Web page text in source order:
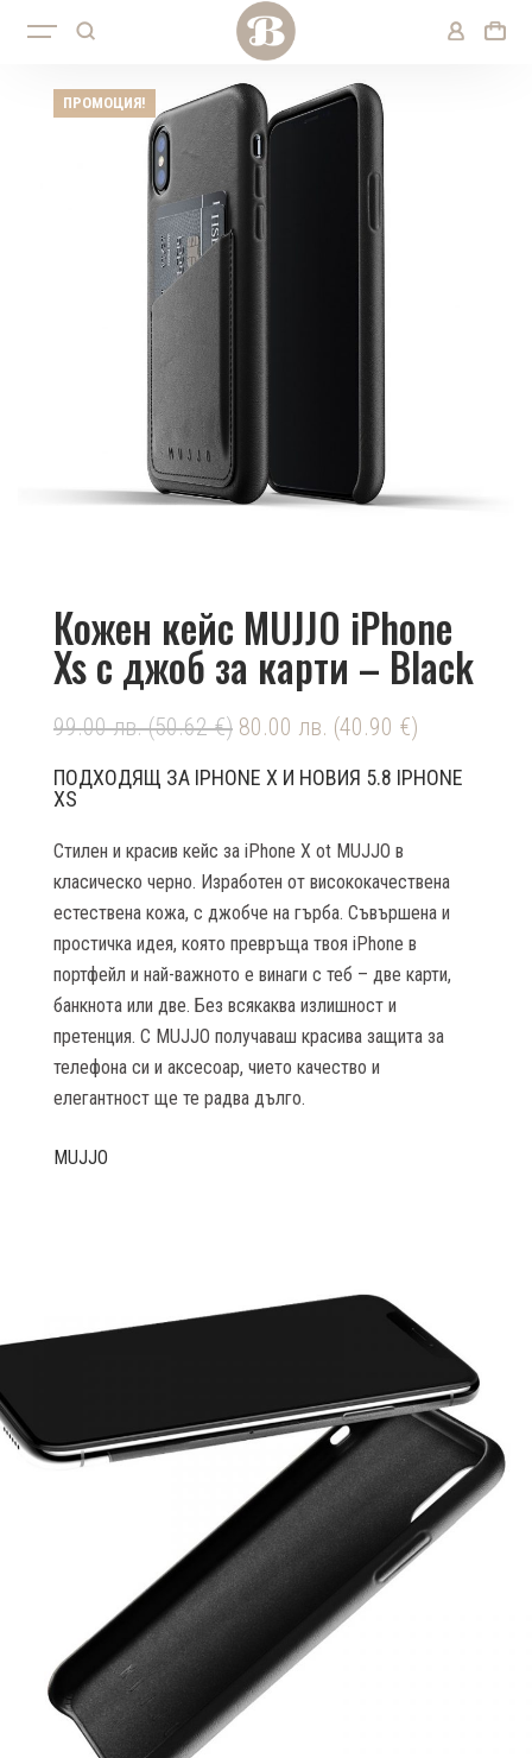
ПРОМОЦИЯ!
Кожен кейс MUJJO iPhone
Xs с джоб за карти – Black
99.00лв. (50.62 €) 80.00 лв. (40.90 €)
ПОДХОДЯЩ ЗА IPHONE X И НОВИЯ 5.8 IPHONE
XS
Стилен и красив кейс за iPhone Х ot MUJJO в
класическо черно. Изработен от висококачествена
естествена кожа, с джобче на гърба. Съвършена и
простичка идея, която превръща твоя iPhonе в
портфейл и най-важното е винаги с теб – две карти,
банкнота или две. Без всякаква излишност и
претенция. С MUJJO получаваш красива защита за
телефона си и аксесоар, чието качество и
елегантност ще те радва дълго.
MUJJO